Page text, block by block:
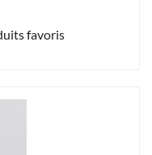
favoris